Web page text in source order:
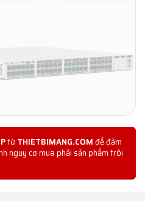
từTHIETBIMANG.COMđể đảm
nguy cơ mua phải sản phẩm trôi